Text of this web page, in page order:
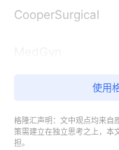
CooperSurgical
中国尿失禁用子宫
使用
格隆汇声明：文中观点均来自
策需建立在独立思考之上，本
担。